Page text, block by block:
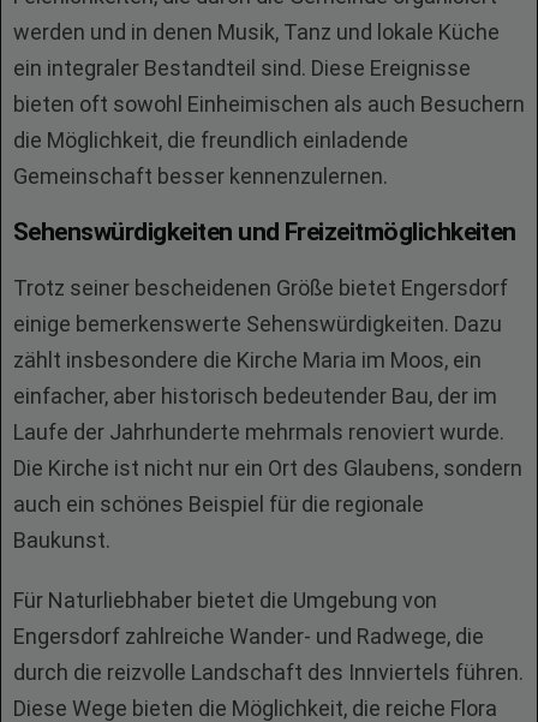
werden und in denen Musik, Tanz und lokale Küche
ein integraler Bestandteil sind. Diese Ereignisse
bieten oft sowohl Einheimischen als auch Besuchern
die Möglichkeit, die freundlich einladende
Gemeinschaft besser kennenzulernen.
Sehenswürdigkeiten und Freizeitmöglichkeiten
Trotz seiner bescheidenen Größe bietet Engersdorf
einige bemerkenswerte Sehenswürdigkeiten. Dazu
zählt insbesondere die Kirche Maria im Moos, ein
einfacher, aber historisch bedeutender Bau, der im
Laufe der Jahrhunderte mehrmals renoviert wurde.
Die Kirche ist nicht nur ein Ort des Glaubens, sondern
auch ein schönes Beispiel für die regionale
Baukunst.
Für Naturliebhaber bietet die Umgebung von
Engersdorf zahlreiche Wander- und Radwege, die
durch die reizvolle Landschaft des Innviertels führen.
Diese Wege bieten die Möglichkeit, die reiche Flora